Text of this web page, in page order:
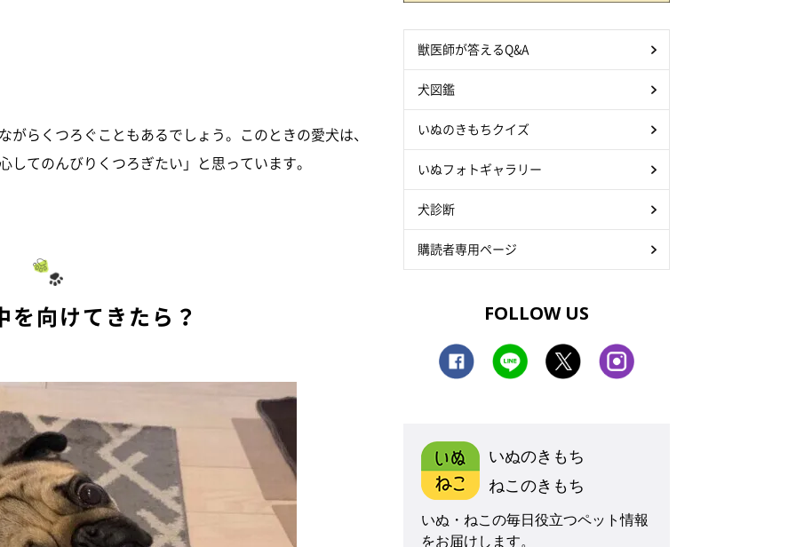
らくつろぐこともあるでしょう。このときの愛犬は、
てのんびりくつろぎたい」と思っています。
を向けてきたら？
獣医師が答えるQ&A
犬図鑑
いぬのきもちクイズ
いぬフォトギャラリー
犬診断
購読者専用ページ
FOLLOW US
いぬのきもち
ねこのきもち
いぬ・ねこの毎日役立つペット情報
をお届けします。